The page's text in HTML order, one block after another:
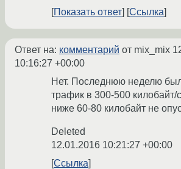
Показать ответ
Ссылка
Ответ на: комментарий от mix_mix
10:16:27 +00:00
Нет. Последнюю неделю
трафик в 300-500 килобайт/
ниже 60-80 килобайт не
Deleted
12.01.2016 10:21:27 +00:00
Ссылка